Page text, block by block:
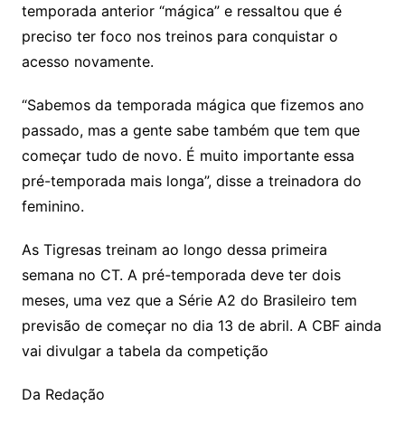
temporada anterior “mágica” e ressaltou que é
preciso ter foco nos treinos para conquistar o
acesso novamente.
“Sabemos da temporada mágica que fizemos ano
passado, mas a gente sabe também que tem que
começar tudo de novo. É muito importante essa
pré-temporada mais longa”, disse a treinadora do
feminino.
As Tigresas treinam ao longo dessa primeira
semana no CT. A pré-temporada deve ter dois
meses, uma vez que a Série A2 do Brasileiro tem
previsão de começar no dia 13 de abril. A CBF ainda
vai divulgar a tabela da competição
Da Redação